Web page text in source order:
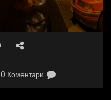
0 Коментари